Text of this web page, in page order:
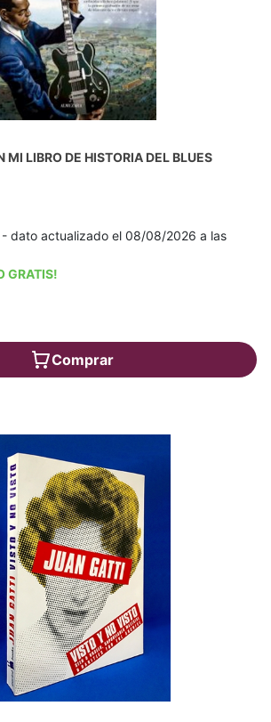
MI LIBRO DE HISTORIA DEL BLUES
- dato actualizado el 08/08/2026 a las
GRATIS!
Comprar